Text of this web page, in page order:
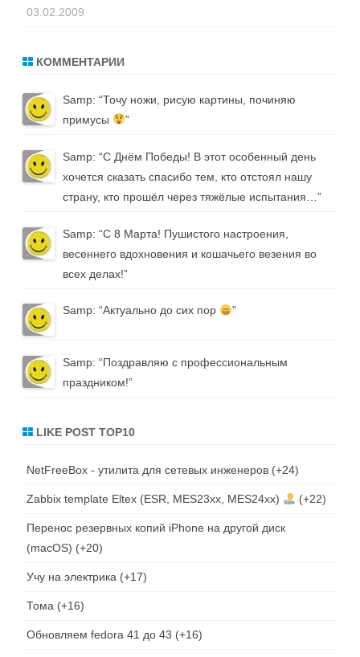
03.02.2009
КОММЕНТАРИИ
Samp: “Точу ножи, рисую картины, починяю
примусы
”
Samp: “С Днём Победы! В этот особенный день
хочется сказать спасибо тем, кто отстоял нашу
страну, кто прошёл через тяжёлые испытания… ”
Samp: “С 8 Марта! Пушистого настроения,
весеннего вдохновения и кошачьего везения во
всех делах!”
Samp: “Актуально до сих пор ”
Samp: “Поздравляю с профессиональным
праздником!”
LIKE POST TOP10
NetFreeBox - утилита для сетевых инженеров +24
Zabbix template Eltex (ESR, MES23xx, MES24xx) +22
Перенос резервных копий iPhone на другой диск
(macOS)
+20
Учу на электрика +17
Тома +16
Обновляем fedora 41 до 43 +16